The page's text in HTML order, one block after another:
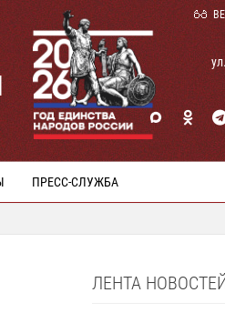
ПРЕСС-СЛУЖБА
ЛЕНТА